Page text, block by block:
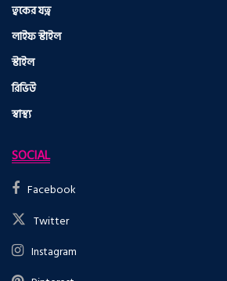
ত্বকের যত্ন
লাইফ স্টাইল
স্টাইল
রিভিউ
স্বাস্থ্য
SOCIAL
Facebook
Twitter
Instagram